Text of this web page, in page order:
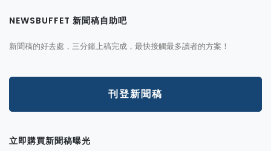
NEWSBUFFET 新聞稿自助吧
新聞稿的好去處，三分鐘上稿完成，最快接觸最多讀者的方案！
刊登新聞稿
立即購買新聞稿曝光